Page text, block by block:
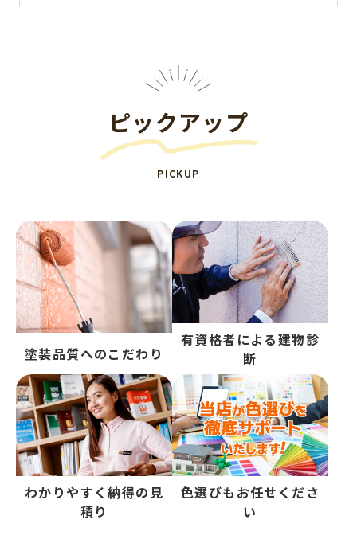
ピックアップ
PICKUP
塗装品質へのこだわり
有資格者による建物診
断
わかりやすく納得の見
積り
色選びもお任せくださ
い